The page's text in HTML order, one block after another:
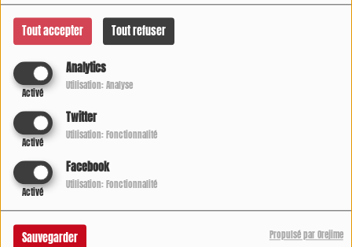
Tout accepter Tout refuser
Analytics
Activé
Utilisation: Analyse
Twitter
Activé
Utilisation: Fonctionnalité
Facebook
Activé
Utilisation: Fonctionnalité
Sauvegarder Propulsé par Orejime